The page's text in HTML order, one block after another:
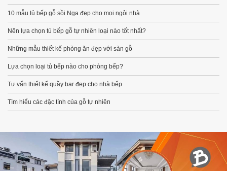
10 mẫu tủ bếp gỗ sồi Nga đẹp cho mọi ngôi nhà
Nên lựa chọn tủ bếp gỗ tự nhiên loại nào tốt nhất?
Những mẫu thiết kế phòng ăn đẹp với sàn gỗ
Lựa chọn loại tủ bếp nào cho phòng bếp?
Tư vấn thiết kế quầy bar đẹp cho nhà bếp
Tìm hiểu các đặc tính của gỗ tự nhiên